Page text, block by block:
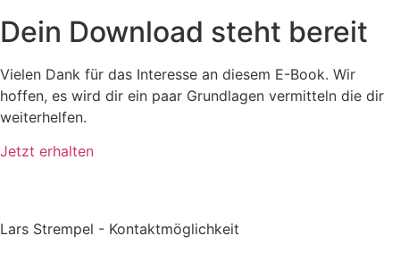
Dein Download steht bereit
Vielen Dank für das Interesse an diesem E-Book. Wir
hoffen, es wird dir ein paar Grundlagen vermitteln die dir
weiterhelfen.
Jetzt erhalten
Lars Strempel - Kontaktmöglichkeit